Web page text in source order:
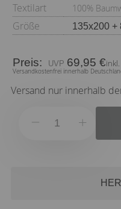
Textilart 100%
Größe
Preis: 69,95 €
Versandkostenfrei innerhalb
Versand nur innerhalb